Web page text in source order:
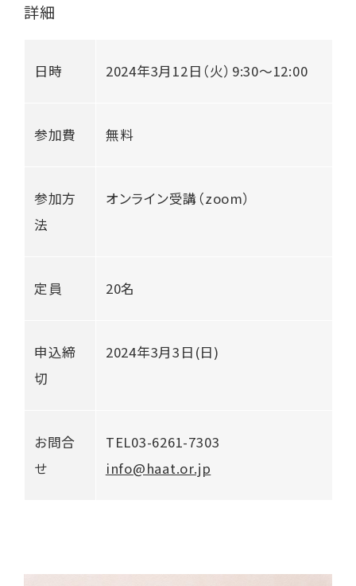
ひとり親インタビュー
詳細
日時 2024年3月12日（火）9:30〜12:00
参加費 無料
参加方
法
オンライン受講（zoom）
定員 20名
申込締
切
2024年3月3日(日)
お問合
せ
TEL03-6261-7303
info@haat.or.jp